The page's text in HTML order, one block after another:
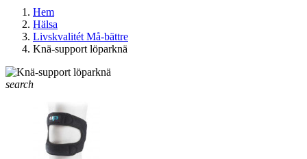
Hem
Hälsa
Livskvalitét Må-bättre
Knä-support löparknä
search